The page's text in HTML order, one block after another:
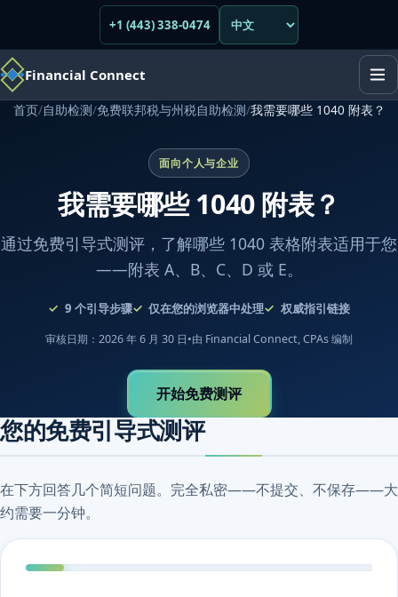
+1 (443) 338-0474
Financial Connect
首页/自助检测/免费联邦税与州税自助检测/我需要哪些 1040 附表？
面向个人与企业
我需要哪些 1040 附表？
通过免费引导式测评，了解哪些 1040 表格附表适用于您
——附表 A、B、C、D 或 E。
9 个引导步骤 仅在您的浏览器中处理 权威指引链接
审核日期：2026 年 6 月 30 日•由 Financial Connect, CPAs 编制
开始免费测评
您的免费引导式测评
在下方回答几个简短问题。完全私密——不提交、不保存——大
约需要一分钟。